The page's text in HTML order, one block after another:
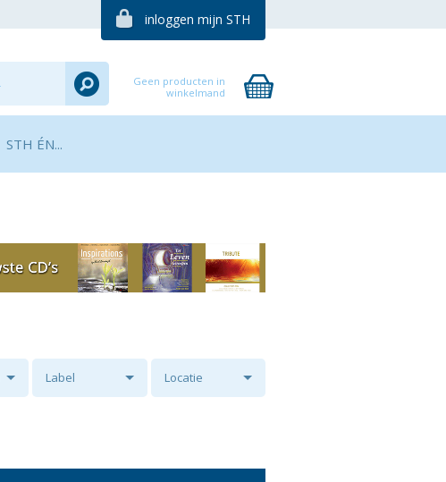
inloggen mijn STH
Geen producten in
winkelmand
STH ÉN...
Label Locatie